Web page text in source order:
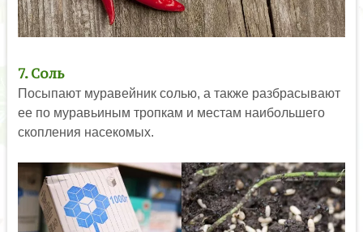
7. Соль
Посыпают муравейник солью, а также разбрасывают
ее по муравьиным тропкам и местам наибольшего
скопления насекомых.